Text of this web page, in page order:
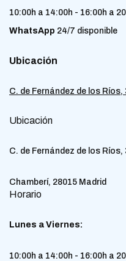
10:00h a 14:00h - 16:00h a
WhatsApp 24/7 disponible
Ubicación
C. de Fernández de los
Ubicación
C. de Fernández de los Ríos,
Chamberí, 28015 Madrid
Horario
Lunes a Viernes:
10:00h a 14:00h - 16:00h a